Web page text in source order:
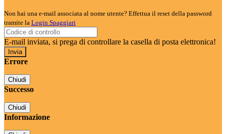
Non hai una e-mail associata al nome utente? Effettua il reset della password
tramite la Login Spaggiari
E-mail inviata, si prega di controllare la casella di posta elettronica!
Errore
Chiudi
Successo
Chiudi
Informazione